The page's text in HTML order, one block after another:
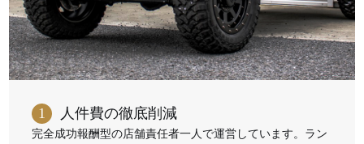
1 人件費の徹底削減
完全成功報酬型の店舗責任者一人で運営しています。ラン